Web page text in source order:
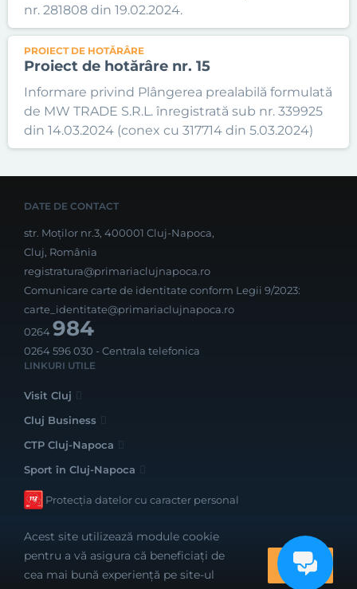
nr. 281808 din 19.02.2024.
PROIECT DE HOTĂRÂRE
Proiect de hotărâre nr. 15
Informare privind Plângerea prealabilă formulată
de MW TRADE S.R.L. înregistrată sub nr. 339925
din 14.03.2024 (conex cu 317714 din 5.03.2024)
DATE DE CONTACT
str. Moților nr.3, 400001 Cluj-Napoca,
Cluj, România
registratura@primariaclujnapoca.ro
Comunicare carte de identitate conform Legii 9/2023:
carte_identitate@primariaclujnapoca.ro
0264984
0264 596 030 - Centrala telefonica
LINKURI UTILE
Visit Cluj
Cluj Business
CTP Cluj-Napoca
Sport în Cluj-Napoca
Protecția datelor cu caracter personal
Realizat cu bune intenții de către
Acest site utilizează module cookie
pentru a vă asigura că beneficiați de
cea mai bună experiență pe site-ul
OK